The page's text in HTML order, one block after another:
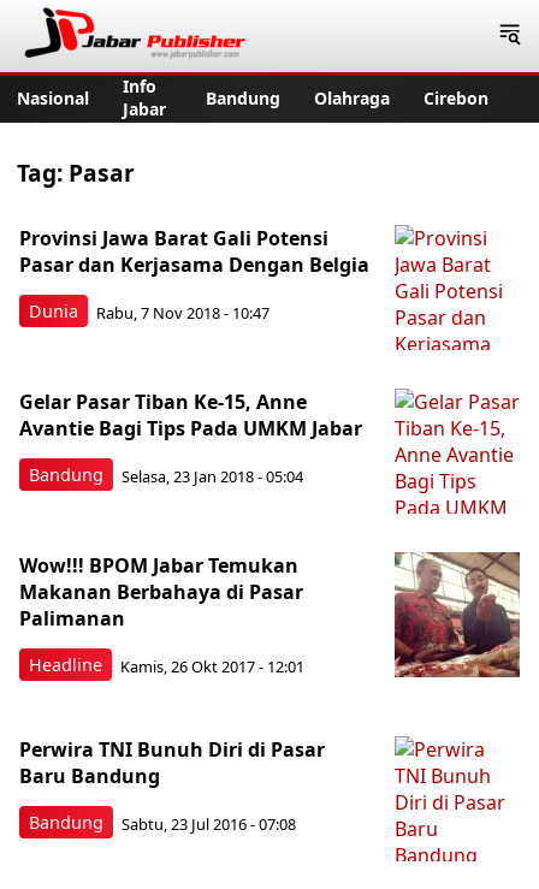
Nasional
Info
Jabar
Bandung Olahraga Cirebon
Tag: Pasar
Dunia
Provinsi Jawa Barat Gali Potensi
Pasar dan Kerjasama Dengan Belgia
Rabu, 7 Nov 2018 - 10:47
Bandung
Gelar Pasar Tiban Ke-15, Anne
Avantie Bagi Tips Pada UMKM Jabar
Selasa, 23 Jan 2018 - 05:04
Headline
Wow!!! BPOM Jabar Temukan
Makanan Berbahaya di Pasar
Palimanan
Kamis, 26 Okt 2017 - 12:01
Bandung
Perwira TNI Bunuh Diri di Pasar
Baru Bandung
Sabtu, 23 Jul 2016 - 07:08